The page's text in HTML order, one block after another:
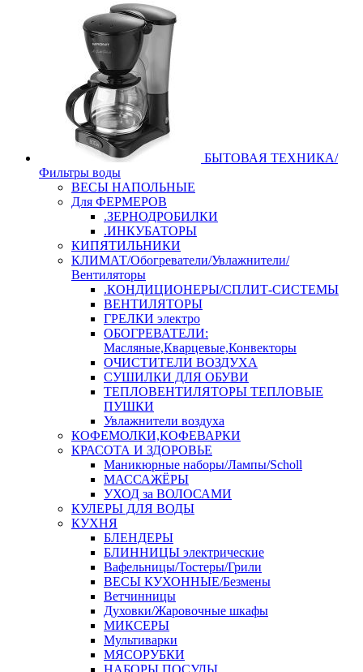
БЫТОВАЯ ТЕХНИКА/
Фильтры воды
ВЕСЫ НАПОЛЬНЫЕ
Для ФЕРМЕРОВ
.ЗЕРНОДРОБИЛКИ
.ИНКУБАТОРЫ
КИПЯТИЛЬНИКИ
КЛИМАТ/Обогреватели/Увлажнители/
Вентиляторы
.КОНДИЦИОНЕРЫ/СПЛИТ-СИСТЕМЫ
ВЕНТИЛЯТОРЫ
ГРЕЛКИ электро
ОБОГРЕВАТЕЛИ:
Масляные,Кварцевые,Конвекторы
ОЧИСТИТЕЛИ ВОЗДУХА
СУШИЛКИ ДЛЯ ОБУВИ
ТЕПЛОВЕНТИЛЯТОРЫ ТЕПЛОВЫЕ
ПУШКИ
Увлажнители воздуха
КОФЕМОЛКИ,КОФЕВАРКИ
КРАСОТА И ЗДОРОВЬЕ
Маникюрные наборы/Лампы/Scholl
МАССАЖЁРЫ
УХОД за ВОЛОСАМИ
КУЛЕРЫ ДЛЯ ВОДЫ
КУХНЯ
БЛЕНДЕРЫ
БЛИННИЦЫ электрические
Вафельницы/Тостеры/Грили
ВЕСЫ КУХОННЫЕ/Безмены
Ветчинницы
Духовки/Жаровочные шкафы
МИКСЕРЫ
Мультиварки
МЯСОРУБКИ
НАБОРЫ ПОСУДЫ